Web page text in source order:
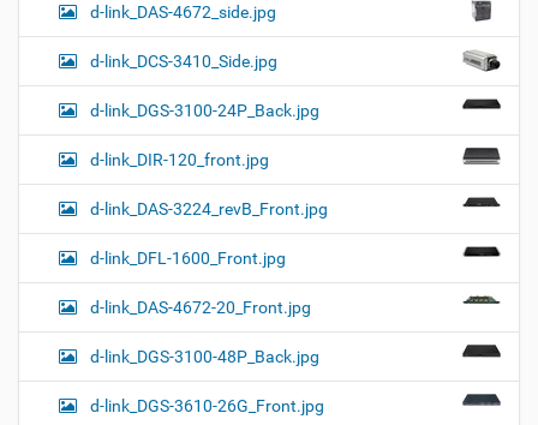
d-link_DAS-4672_side.jpg
d-link_DCS-3410_Side.jpg
d-link_DGS-3100-24P_Back.jpg
d-link_DIR-120_front.jpg
d-link_DAS-3224_revB_Front.jpg
d-link_DFL-1600_Front.jpg
d-link_DAS-4672-20_Front.jpg
d-link_DGS-3100-48P_Back.jpg
d-link_DGS-3610-26G_Front.jpg